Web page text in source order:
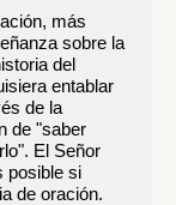
más
sobre la
del
entablar
de la
de "saber
El Señor
posible si
de oración.